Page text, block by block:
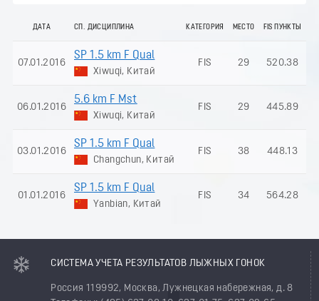
ДАТА СП. ДИСЦИПЛИНА КАТЕГОРИЯ МЕСТО FIS ПУНКТЫ
07.01.2016
SP 1.5 km F Qual
Xiwuqi, Китай
FIS 29 520.38
06.01.2016
5.6 km F Mst
Xiwuqi, Китай
FIS 29 445.89
03.01.2016
SP 1.5 km F Qual
Changchun, Китай
FIS 38 448.13
01.01.2016
SP 1.5 km F Qual
Yanbian, Китай
FIS 34 564.28
СИСТЕМА УЧЕТА РЕЗУЛЬТАТОВ ЛЫЖНЫХ ГОНОК
Россия 119992, Москва, Лужнецкая набережная, д. 8